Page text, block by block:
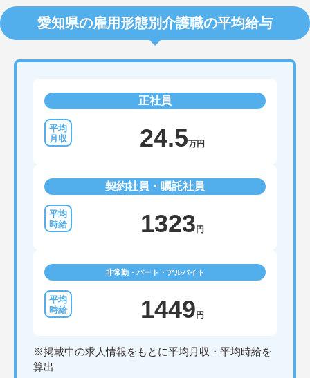
愛知県の雇用形態別介護職の平均給与
正社員
24.5万円
契約社員・嘱託社員
1323 円
非常勤・パート・アルバイト
1449 円
※掲載中の求人情報をもとに平均月収・平均時給を
算出